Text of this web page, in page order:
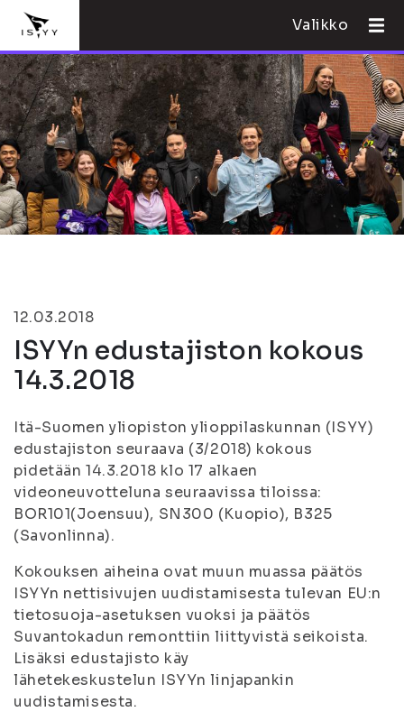
Valikko
12.03.2018
ISYYn edustajiston kokous
14.3.2018
Itä-Suomen yliopiston ylioppilaskunnan (ISYY)
edustajiston seuraava (3/2018) kokous
pidetään 14.3.2018 klo 17 alkaen
videoneuvotteluna seuraavissa tiloissa:
BOR101(Joensuu), SN300 (Kuopio), B325
(Savonlinna).
Kokouksen aiheina ovat muun muassa päätös
ISYYn nettisivujen uudistamisesta tulevan EU:n
tietosuoja-asetuksen vuoksi ja päätös
Suvantokadun remonttiin liittyvistä seikoista.
Lisäksi edustajisto käy
lähetekeskustelun ISYYn linjapankin
uudistamisesta.